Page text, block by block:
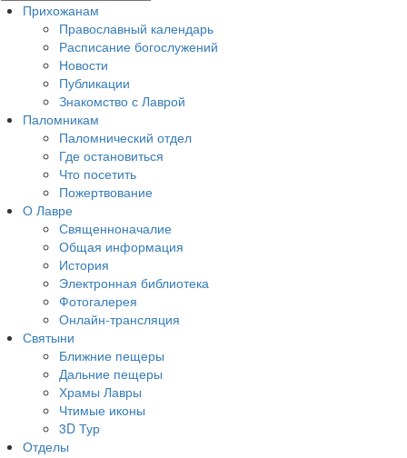
Прихожанам
Православный календарь
Расписание богослужений
Новости
Публикации
Знакомство с Лаврой
Паломникам
Паломнический отдел
Где остановиться
Что посетить
Пожертвование
О Лавре
Священноначалие
Общая информация
История
Электронная библиотека
Фотогалерея
Онлайн-трансляция
Святыни
Ближние пещеры
Дальние пещеры
Храмы Лавры
Чтимые иконы
3D Тур
Отделы